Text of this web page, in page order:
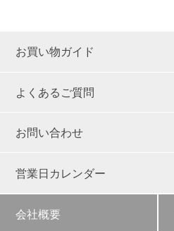
お買い物ガイド
よくあるご質問
お問い合わせ
営業日カレンダー
会社概要